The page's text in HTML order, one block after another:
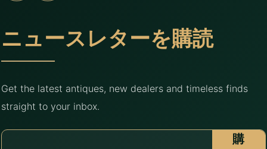
ニュースレターを購読
Get the latest antiques, new dealers and timeless finds
straight to your inbox.
購